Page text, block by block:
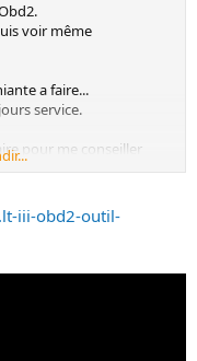
voir même
a faire...
service.
pour me conseiller
iii-obd2-outil-